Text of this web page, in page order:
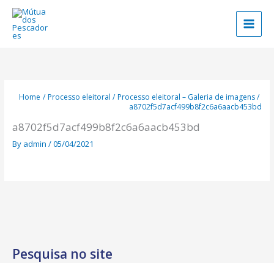
content
Home Processo eleitoral
Processo eleitoral – Galeria de imagens
a8702f5d7acf499b8f2c6a6aacb453bd
a8702f5d7acf499b8f2c6a6aacb453bd
By admin/05/04/2021
Pesquisa no site